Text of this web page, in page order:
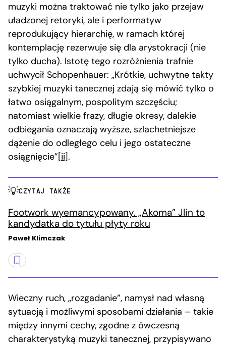
muzyki można traktować nie tylko jako przejaw
uładzonej retoryki, ale i performatyw
reprodukujący hierarchię, w ramach której
kontemplację rezerwuje się dla arystokracji (nie
tylko ducha). Istotę tego rozróżnienia trafnie
uchwycił Schopenhauer: „Krótkie, uchwytne takty
szybkiej muzyki tanecznej zdają się mówić tylko o
łatwo osiągalnym, pospolitym szczęściu;
natomiast wielkie frazy, długie okresy, dalekie
odbiegania oznaczają wyższe, szlachetniejsze
dążenie do odległego celu i jego ostateczne
osiągnięcie”[ii].
CZYTAJ TAKŻE
Footwork wyemancypowany. „Akoma” Jlin to
kandydatka do tytułu płyty roku
Paweł Klimczak
Wieczny ruch, „rozgadanie”, namysł nad własną
sytuacją i możliwymi sposobami działania – takie
między innymi cechy, zgodne z ówczesną
charakterystyką muzyki tanecznej, przypisywano